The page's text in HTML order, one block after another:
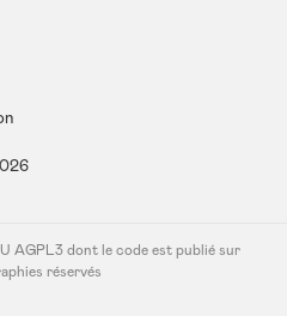
AGPL3 dont le code est publié sur
réservés